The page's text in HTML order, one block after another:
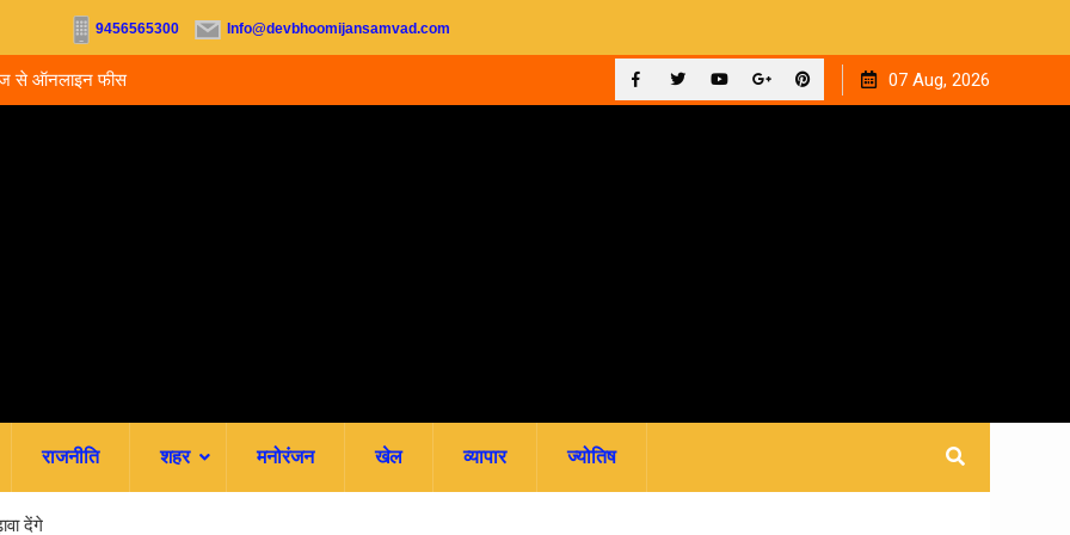
9456565300 Info@devbhoomijansamvad.com
से ऑनलाइन फीस
देहरादून को मिला अपना वेलनेस घर, नवितल्या वेलनेस स्टूडियो का भव्य
उद्घाटन, उत्तराखंड में पहली बार श्री श्री वेलबीइंग का आगमन
07 Aug, 2026
राजनीति शहर मनोरंजन खेल व्यापार ज्योतिष
देंगे